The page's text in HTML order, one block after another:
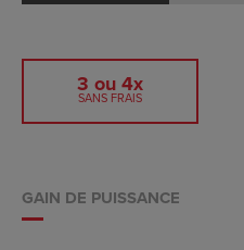
3 ou 4x
SANS FRAIS
GAIN DE PUISSANCE